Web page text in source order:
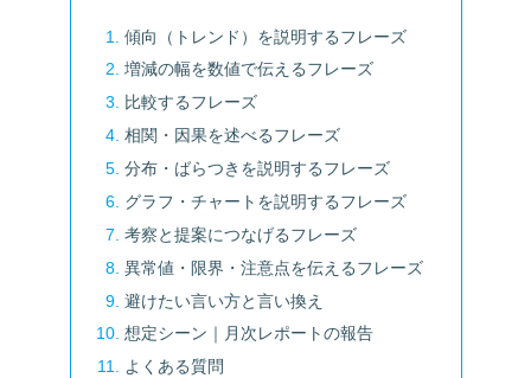
傾向（トレンド）を説明するフレーズ
増減の幅を数値で伝えるフレーズ
比較するフレーズ
相関・因果を述べるフレーズ
分布・ばらつきを説明するフレーズ
グラフ・チャートを説明するフレーズ
考察と提案につなげるフレーズ
異常値・限界・注意点を伝えるフレーズ
避けたい言い方と言い換え
想定シーン｜月次レポートの報告
よくある質問